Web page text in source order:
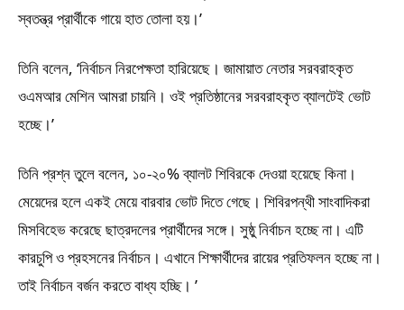
স্বতন্ত্র প্রার্থীকে গায়ে হাত তোলা হয়।’
তিনি বলেন, ‘নির্বাচন নিরপেক্ষতা হারিয়েছে। জামায়াত নেতার সরবরাহকৃত
ওএমআর মেশিন আমরা চায়নি। ওই প্রতিষ্ঠানের সরবরাহকৃত ব্যালটেই ভোট
হচ্ছে।’
তিনি প্রশ্ন তুলে বলেন, ১০-২০% ব্যালট শিবিরকে দেওয়া হয়েছে কিনা।
মেয়েদের হলে একই মেয়ে বারবার ভোট দিতে গেছে। শিবিরপন্থী সাংবাদিকরা
মিসবিহেভ করেছে ছাত্রদলের প্রার্থীদের সঙ্গে। সুষ্ঠু নির্বাচন হচ্ছে না। এটি
কারচুপি ও প্রহসনের নির্বাচন। এখানে শিক্ষার্থীদের রায়ের প্রতিফলন হচ্ছে না।
তাই নির্বাচন বর্জন করতে বাধ্য হচ্ছি। ’